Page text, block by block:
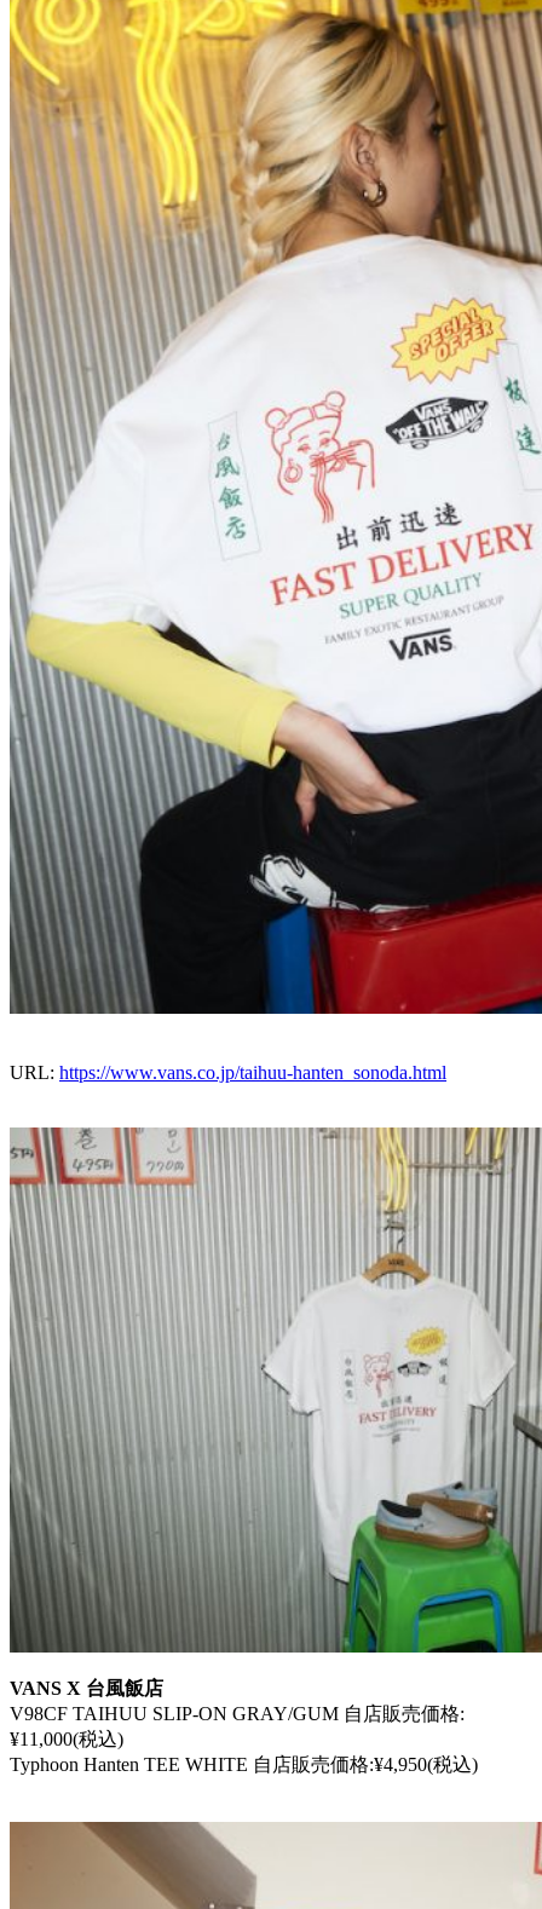
URL: https://www.vans.co.jp/taihuu-hanten_sonoda.html
VANS X 台風飯店
V98CF TAIHUU SLIP-ON GRAY/GUM 自店販売価格:
¥11,000(税込)
Typhoon Hanten TEE WHITE 自店販売価格:¥4,950(税込)